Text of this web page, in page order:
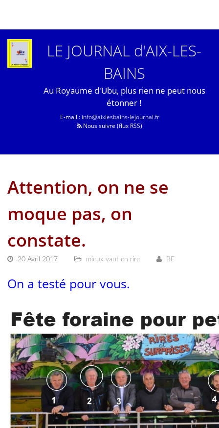
LE JOURNAL d'AIX-LES-
BAINS
Au Royaume d'Ubu, plus rien ne peut nous
étonner !
E-mail : info@aixlesbains-lejournal.fr
Nous suivre (flux RSS)
Attention, on ne se
moque pas, on
constate.
20 Avril 2017 mieux vaut en rire BF
On a testé pour vous.